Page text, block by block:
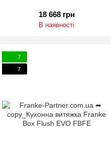
18 668 грн
В наявності
7
7